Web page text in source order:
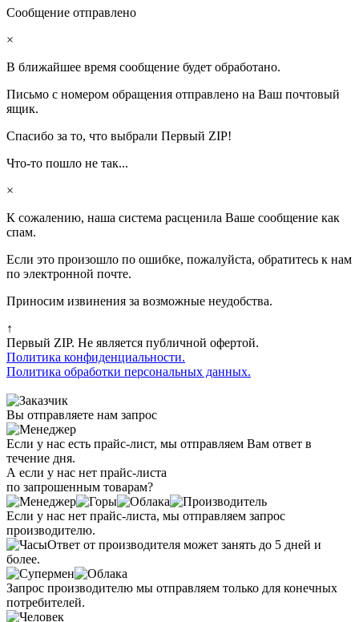
Сообщение отправлено
×
В ближайшее время сообщение будет обработано.
Письмо с номером обращения отправлено на Ваш почтовый
ящик.
Спасибо за то, что выбрали Первый ZIP!
Что-то пошло не так...
×
К сожалению, наша система расценила Ваше сообщение как
спам.
Если это произошло по ошибке, пожалуйста, обратитесь к нам
по электронной почте.
Приносим извинения за возможные неудобства.
↑
Первый ZIP. Не является публичной офертой.
Политика конфиденциальности.
Политика обработки персональных данных.
Вы отправляете нам запрос
Если у нас есть прайс-лист, мы отправляем Вам ответ в
течение дня.
А если у нас нет прайс-листа
по запрошенным товарам?
Если у нас нет прайс-листа, мы отправляем запрос
производителю.
Ответ от производителя может занять до 5 дней и
более.
Запрос производителю мы отправляем только для конечных
потребителей.